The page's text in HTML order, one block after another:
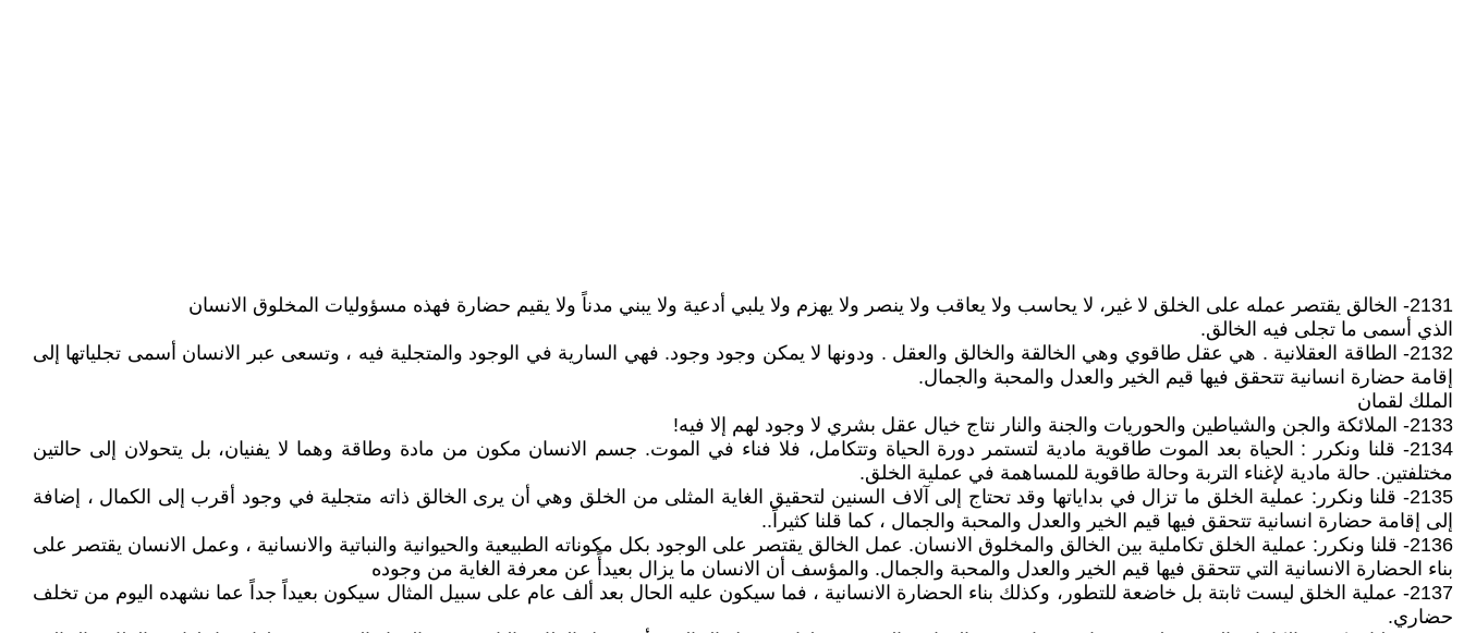
2131- الخالق يقتصر عمله على الخلق لا غير، لا يحاسب ولا يعاقب ولا ينصر ولا يهزم ولا يلبي أدعية ولا يبني مدناً ولا يقيم حضارة فهذه مسؤوليات المخلوق الانسان
الذي أسمى ما تجلى فيه الخالق.
2132- الطاقة العقلانية . هي عقل طاقوي وهي الخالقة والخالق والعقل . ودونها لا يمكن وجود وجود. فهي السارية في الوجود والمتجلية فيه ، وتسعى عبر الانسان أسمى تجلياتها إلى
إقامة حضارة انسانية تتحقق فيها قيم الخير والعدل والمحبة والجمال.
الملك لقمان
2133- الملائكة والجن والشياطين والحوريات والجنة والنار نتاج خيال عقل بشري لا وجود لهم إلا فيه!
2134- قلنا ونكرر : الحياة بعد الموت طاقوية مادية لتستمر دورة الحياة وتتكامل، فلا فناء في الموت. جسم الانسان مكون من مادة وطاقة وهما لا يفنيان، بل يتحولان إلى حالتين
مختلفتين. حالة مادية لإغناء التربة وحالة طاقوية للمساهمة في عملية الخلق.
2135- قلنا ونكرر: عملية الخلق ما تزال في بداياتها وقد تحتاج إلى آلاف السنين لتحقيق الغاية المثلى من الخلق وهي أن يرى الخالق ذاته متجلية في وجود أقرب إلى الكمال ، إضافة
إلى إقامة حضارة انسانية تتحقق فيها قيم الخير والعدل والمحبة والجمال ، كما قلنا كثيراً..
2136- قلنا ونكرر: عملية الخلق تكاملية بين الخالق والمخلوق الانسان. عمل الخالق يقتصر على الوجود بكل مكوناته الطبيعية والحيوانية والنباتية والانسانية ، وعمل الانسان يقتصر على
بناء الحضارة الانسانية التي تتحقق فيها قيم الخير والعدل والمحبة والجمال. والمؤسف أن الانسان ما يزال بعيدأً عن معرفة الغاية من وجوده
2137- عملية الخلق ليست ثابتة بل خاضعة للتطور، وكذلك بناء الحضارة الانسانية ، فما سيكون عليه الحال بعد ألف عام على سبيل المثال سيكون بعيداً جداً عما نشهده اليوم من تخلف
حضاري.